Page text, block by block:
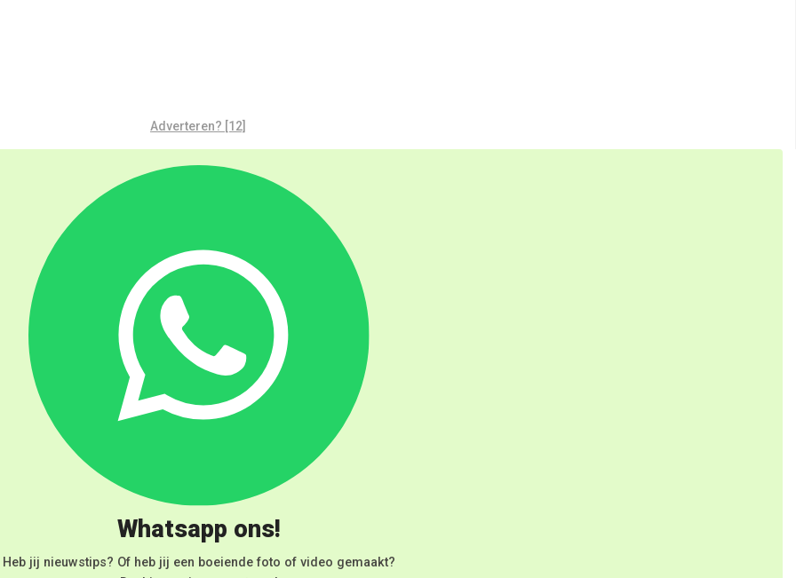
Adverteren? [12]
Whatsapp ons!
Heb jij nieuwstips? Of heb jij een boeiende foto of video gemaakt?